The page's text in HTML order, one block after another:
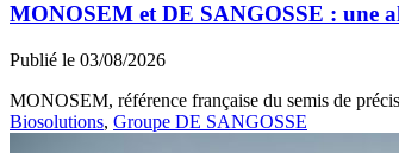
MONOSEM et DE SANGOSSE : une
Publié le 03/08/2026
MONOSEM, référence française du semis de
Biosolutions, Groupe DE SANGOSSE